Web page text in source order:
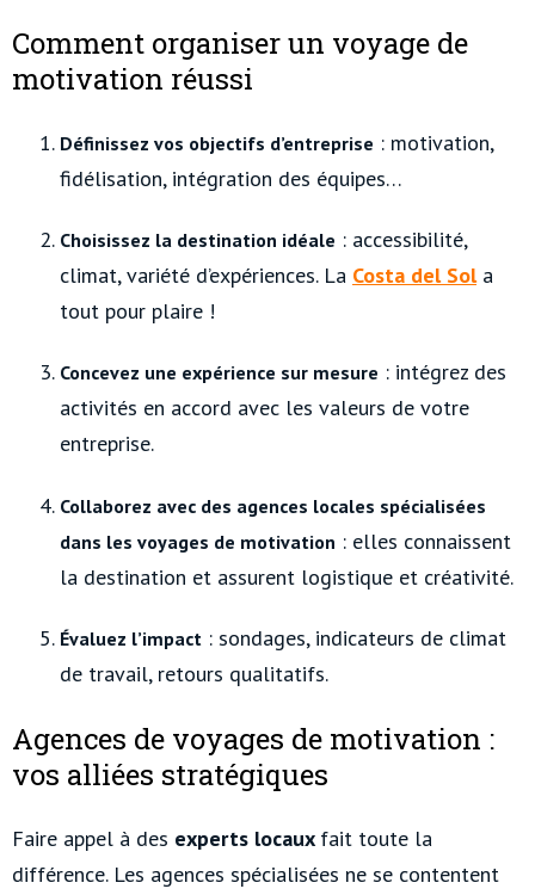
Comment organiser un voyage de
motivation réussi
Définissez vos objectifs d’entreprise : motivation,
fidélisation, intégration des équipes…
Choisissez la destination idéale : accessibilité,
climat, variété d’expériences. La Costa del Sola
tout pour plaire !
Concevez une expérience sur mesure : intégrez des
activités en accord avec les valeurs de votre
entreprise.
Collaborez avec des agences locales spécialisées
dans les voyages de motivation : elles connaissent
la destination et assurent logistique et créativité.
Évaluez l’impact : sondages, indicateurs de climat
de travail, retours qualitatifs.
Agences de voyages de motivation :
vos alliées stratégiques
Faire appel à des experts locaux fait toute la
différence. Les agences spécialisées ne se contentent